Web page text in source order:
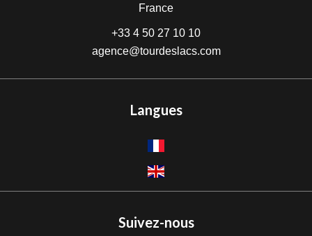
France
+33 4 50 27 10 10
agence@tourdeslacs.com
Langues
Suivez-nous